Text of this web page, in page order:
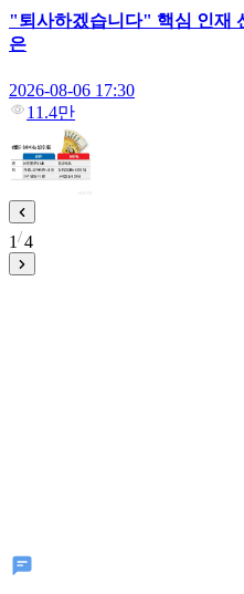
"퇴사하겠습니다" 핵심 인재
은
2026-08-06 17:30
11.4만
1 4